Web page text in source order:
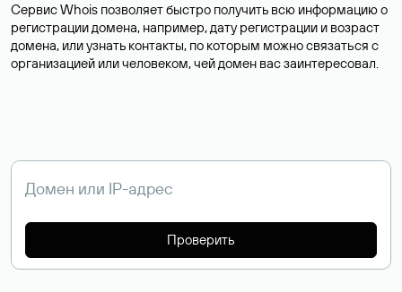
Сервис Whois позволяет быстро получить всю информацию о
регистрации домена, например, дату регистрации и возраст
домена, или узнать контакты, по которым можно связаться с
организацией или человеком, чей домен вас заинтересовал.
Проверить